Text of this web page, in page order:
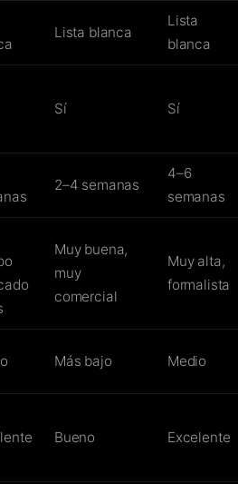
Lista blanca
Lista
blanca
Sí Sí
2–4 semanas
4–6
semanas
Muy buena,
muy
comercial
Muy alta,
formalista
Más bajo Medio
Bueno Excelente